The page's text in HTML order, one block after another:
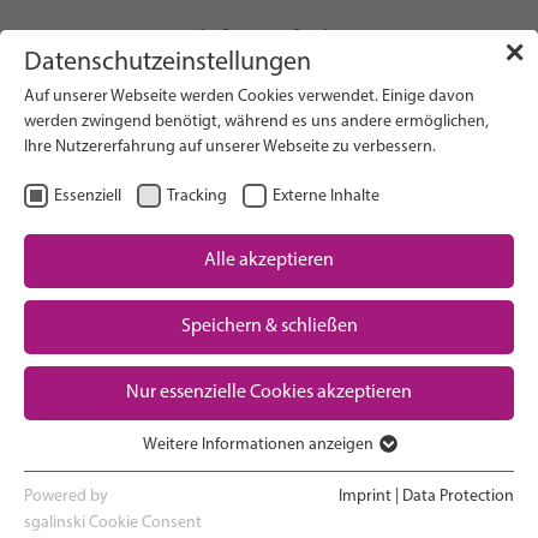
Downloads
01
Jun
GOLD Neonatal Online
Conference 2026
Search on Website
Research
Advocacy & Policy
Maternal & Newborn Health
Network
✕
Datenschutzeinstellungen
Auf unserer Webseite werden Cookies verwendet. Einige davon
werden zwingend benötigt, während es uns andere ermöglichen,
Ihre Nutzererfahrung auf unserer Webseite zu verbessern.
Essenziell Tracking Externe Inhalte
Alle akzeptieren
Speichern & schließen
Nur essenzielle Cookies akzeptieren
Essenzielle Cookies werden für grundlegende Funktionen der
Webseite benötigt. Dadurch ist gewährleistet, dass die Webseite
Weitere Informationen anzeigen
Powered by
sgalinski Cookie Consent
Imprint Data Protection